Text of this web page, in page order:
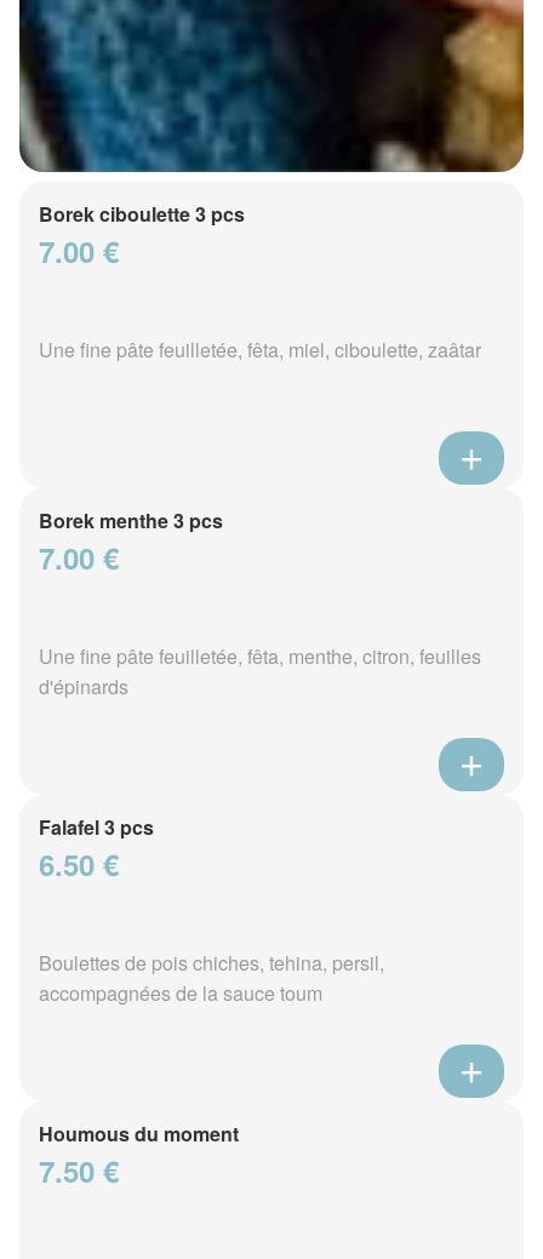
Borek ciboulette 3 pcs
7.00 €
Une fine pâte feuilletée, fêta, miel, ciboulette, zaâtar
Borek menthe 3 pcs
7.00 €
Une fine pâte feuilletée, fêta, menthe, citron, feuilles
d'épinards
Falafel 3 pcs
6.50 €
Boulettes de pois chiches, tehina, persil,
accompagnées de la sauce toum
Houmous du moment
7.50 €